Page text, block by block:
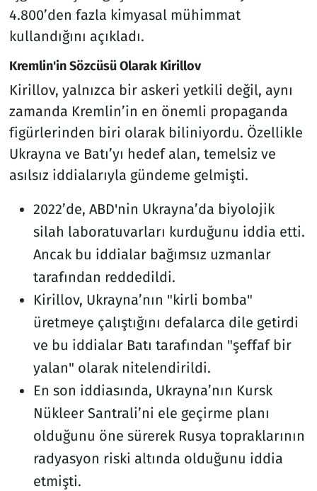
4.800’den fazla kimyasal mühimmat
kullandığını açıkladı.
Kremlin'in Sözcüsü Olarak Kirillov
Kirillov, yalnızca bir askeri yetkili değil, aynı
zamanda Kremlin’in en önemli propaganda
figürlerinden biri olarak biliniyordu. Özellikle
Ukrayna ve Batı’yı hedef alan, temelsiz ve
asılsız iddialarıyla gündeme gelmişti.
2022’de, ABD'nin Ukrayna’da biyolojik
silah laboratuvarları kurduğunu iddia etti.
Ancak bu iddialar bağımsız uzmanlar
tarafından reddedildi.
Kirillov, Ukrayna’nın "kirli bomba"
üretmeye çalıştığını defalarca dile getirdi
ve bu iddialar Batı tarafından "şeffaf bir
yalan" olarak nitelendirildi.
En son iddiasında, Ukrayna’nın Kursk
Nükleer Santrali’ni ele geçirme planı
olduğunu öne sürerek Rusya topraklarının
radyasyon riski altında olduğunu iddia
etmişti.